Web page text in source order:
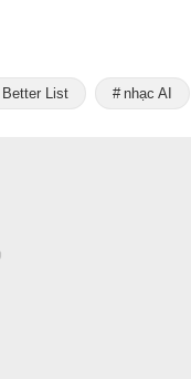
Better List nhạc AI